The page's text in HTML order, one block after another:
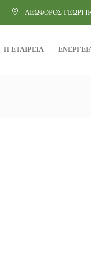
ΛΕΩΦΟΡΟΣ
Η ΕΤΑΙΡΕΙΑ